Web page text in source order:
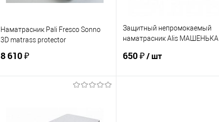
Наматрасник Pali Fresco Sonno
3D matrass protector
8 610 ₽
Защитный непромокаемый
наматрасник Alis МАШЕНЬКА
650 ₽/ шт